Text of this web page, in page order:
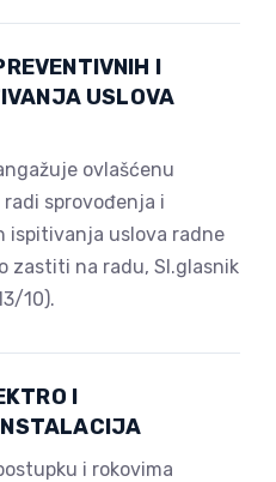
I
USLOVA
ovlašćenu
sprovođenja i
ispitivanja uslova radne
zastiti na radu, Sl.glasnik
10).
I
i rokovima